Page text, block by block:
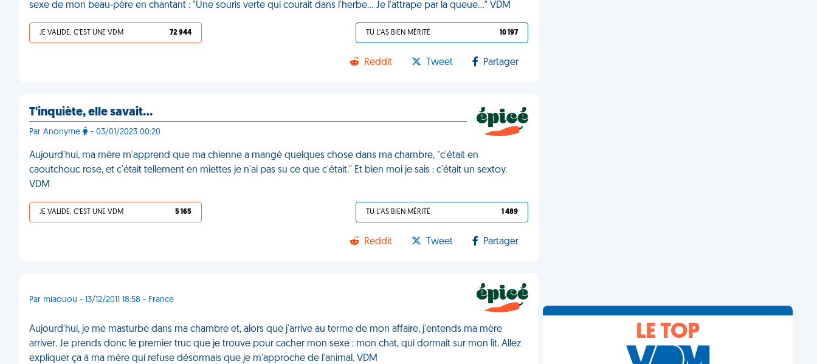
sexe de mon beau-père en chantant : "Une souris verte qui courait dans l'herbe... Je l'attrape par la queue..." VDM
JE VALIDE, C'EST UNE VDM 72 944 TU L'AS BIEN MÉRITÉ 10 197
Reddit Tweet Partager
T'inquiète, elle savait…
Par Anonyme - 03/01/2023 00:20
Aujourd'hui, ma mère m'apprend que ma chienne a mangé quelques chose dans ma chambre, "c'était en
caoutchouc rose, et c'était tellement en miettes je n'ai pas su ce que c'était." Et bien moi je sais : c'était un sextoy.
VDM
JE VALIDE, C'EST UNE VDM 5 165 TU L'AS BIEN MÉRITÉ 1 489
Reddit Tweet Partager
Par miaouou - 13/12/2011 18:58 - France
Aujourd'hui, je me masturbe dans ma chambre et, alors que j'arrive au terme de mon affaire, j'entends ma mère
arriver. Je prends donc le premier truc que je trouve pour cacher mon sexe : mon chat, qui dormait sur mon lit. Allez
expliquer ça à ma mère qui refuse désormais que je m'approche de l'animal. VDM
LE TOP